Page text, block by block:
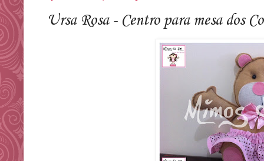
Ursa Rosa - Centro para mesa dos